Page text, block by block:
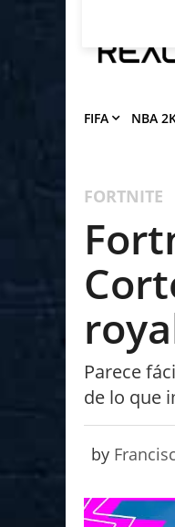
FIFA NBA
FORTNITE
Parece
de lo que
by